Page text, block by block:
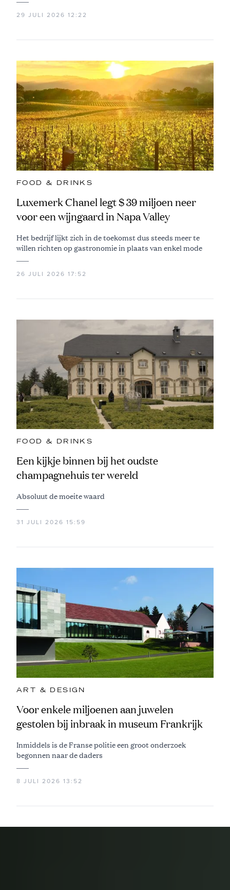
29 JULI 2026 12:22
FOOD & DRINKS
Luxemerk Chanel legt $ 39 miljoen neer
voor een wijngaard in Napa Valley
Het bedrijf lijkt zich in de toekomst dus steeds meer te
willen richten op gastronomie in plaats van enkel mode
26 JULI 2026 17:52
FOOD & DRINKS
Een kijkje binnen bij het oudste
champagnehuis ter wereld
Absoluut de moeite waard
31 JULI 2026 15:59
ART & DESIGN
Voor enkele miljoenen aan juwelen
gestolen bij inbraak in museum Frankrijk
Inmiddels is de Franse politie een groot onderzoek
begonnen naar de daders
8 JULI 2026 13:52